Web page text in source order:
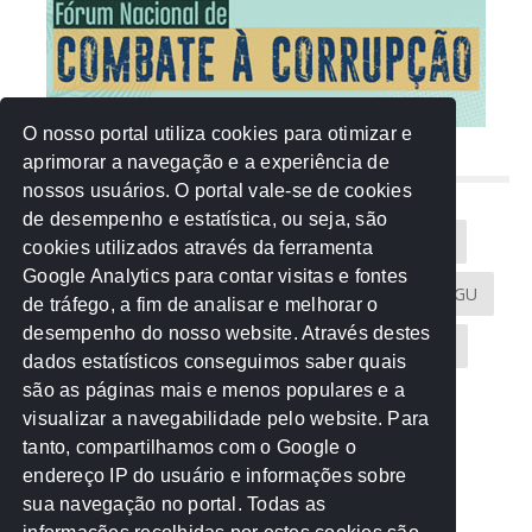
NUVEM DE TAGS
Acontece na Rede AGU AMM
Atricon Audicom CAU-MT CGU
CREA-MT Eventos MPC-MT MPE-MT
MPF Notícias PF PGE-MT PGR
Receita Federal Sem categoria
TCE-MT TCU TRE
O nosso portal utiliza cookies para otimizar e
aprimorar a navegação e a experiência de
nossos usuários. O portal vale-se de cookies
de desempenho e estatística, ou seja, são
cookies utilizados através da ferramenta
Google Analytics para contar visitas e fontes
de tráfego, a fim de analisar e melhorar o
desempenho do nosso website. Através destes
dados estatísticos conseguimos saber quais
são as páginas mais e menos populares e a
visualizar a navegabilidade pelo website. Para
tanto, compartilhamos com o Google o
endereço IP do usuário e informações sobre
sua navegação no portal. Todas as